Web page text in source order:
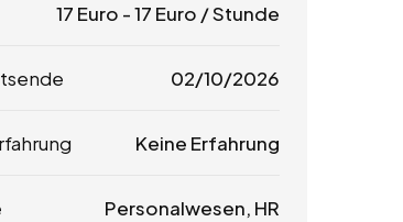
17 Euro -17 Euro / Stunde
02/10/2026
Keine Erfahrung
Personalwesen, HR